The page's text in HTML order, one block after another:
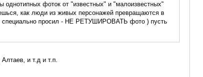
фоток от "известных" и "малоизвестных"
как люди из живых персонажей превращаются в
специально просил - НЕ РЕТУШИРОВАТЬ фото ) пусть
и т.д и т.п.